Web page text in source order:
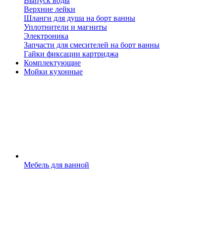
Верхние лейки
Шланги для душа на борт ванны
Уплотнители и магниты
Электроника
Запчасти для смесителей на борт ванны
Гайки фиксации картриджа
Комплектующие
Мойки кухонные
Мебель для ванной